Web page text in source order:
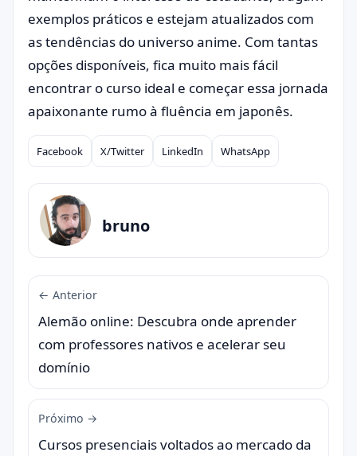
exemplos práticos e estejam atualizados com
as tendências do universo anime. Com tantas
opções disponíveis, fica muito mais fácil
encontrar o curso ideal e começar essa jornada
apaixonante rumo à fluência em japonês.
Compartilhar
Facebook X/Twitter LinkedIn WhatsApp
bruno
← Anterior
Alemão online: Descubra onde aprender
com professores nativos e acelerar seu
domínio
Próximo →
Cursos presenciais voltados ao mercado da